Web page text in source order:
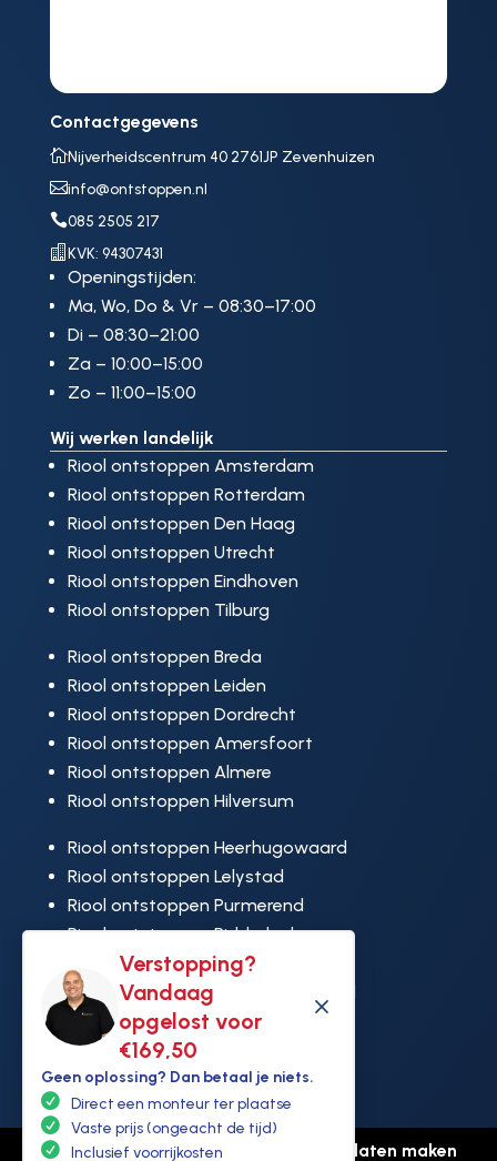
Verstopping?
Vandaag
opgelost voor
€169,50
M
Geen oplossing? Dan betaal je niets.
Direct een monteur ter plaatse
Vaste prijs (ongeacht de tijd)
Inclusief voorrijkosten
Contactgegevens
Nijverheidscentrum 40 2761JP Zevenhuizen
info@ontstoppen.nl
085 2505 217
 KVK: 94307431
Openingstijden:
Ma, Wo, Do & Vr – 08:30–17:00
Di – 08:30–21:00
Za – 10:00–15:00
Zo – 11:00–15:00
Wij werken landelijk
Riool ontstoppen Amsterdam
Riool ontstoppen Rotterdam
Riool ontstoppen Den Haag
Riool ontstoppen Utrecht
Riool ontstoppen Eindhoven
Riool ontstoppen Tilburg
Riool ontstoppen Breda
Riool ontstoppen Leiden
Riool ontstoppen Dordrecht
Riool ontstoppen Amersfoort
Riool ontstoppen Almere
Riool ontstoppen Hilversum
Riool ontstoppen Heerhugowaard
Riool ontstoppen Lelystad
Riool ontstoppen Purmerend
Riool ontstoppen Ridderkerk
Riool ontstoppen Rijswijk
Riool ontstoppen Hoek van Holland
© Copyright Ontstoppen.nl | Website laten maken